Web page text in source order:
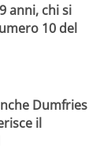
anni, chi si
10 del
Dumfries
il